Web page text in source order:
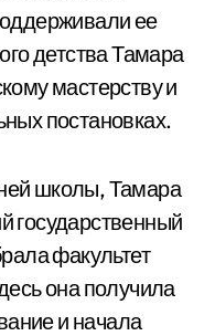
ее
детства Тамара
мастерству и
постановках.
школы, Тамара
государственный
факультет
она получила
и начала